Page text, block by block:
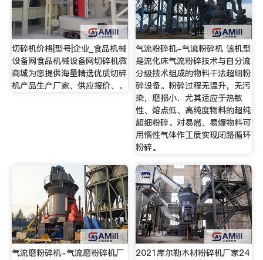
切碎机价格|型号|企业_食品机械
设备网食品机械设备网切碎机微
商城为您提供海量精选优质切碎
机产品生产厂家、供应报价、。
气流粉碎机-气流粉碎机 该机型
是流化床气流粉碎技术与自分流
分级技术组成的物料干法超细粉
碎设备。粉碎过程无温升，无污
染，磨损小．尤其适应于热敏
性、熔点低、高纯度物料的超纯
超细粉碎。对易燃、易爆物料可
用惰性气体作工质实现闭路循环
粉碎。
气流磨粉碎机-气流磨粉碎机厂
2021库尔勒木材粉碎机厂家24